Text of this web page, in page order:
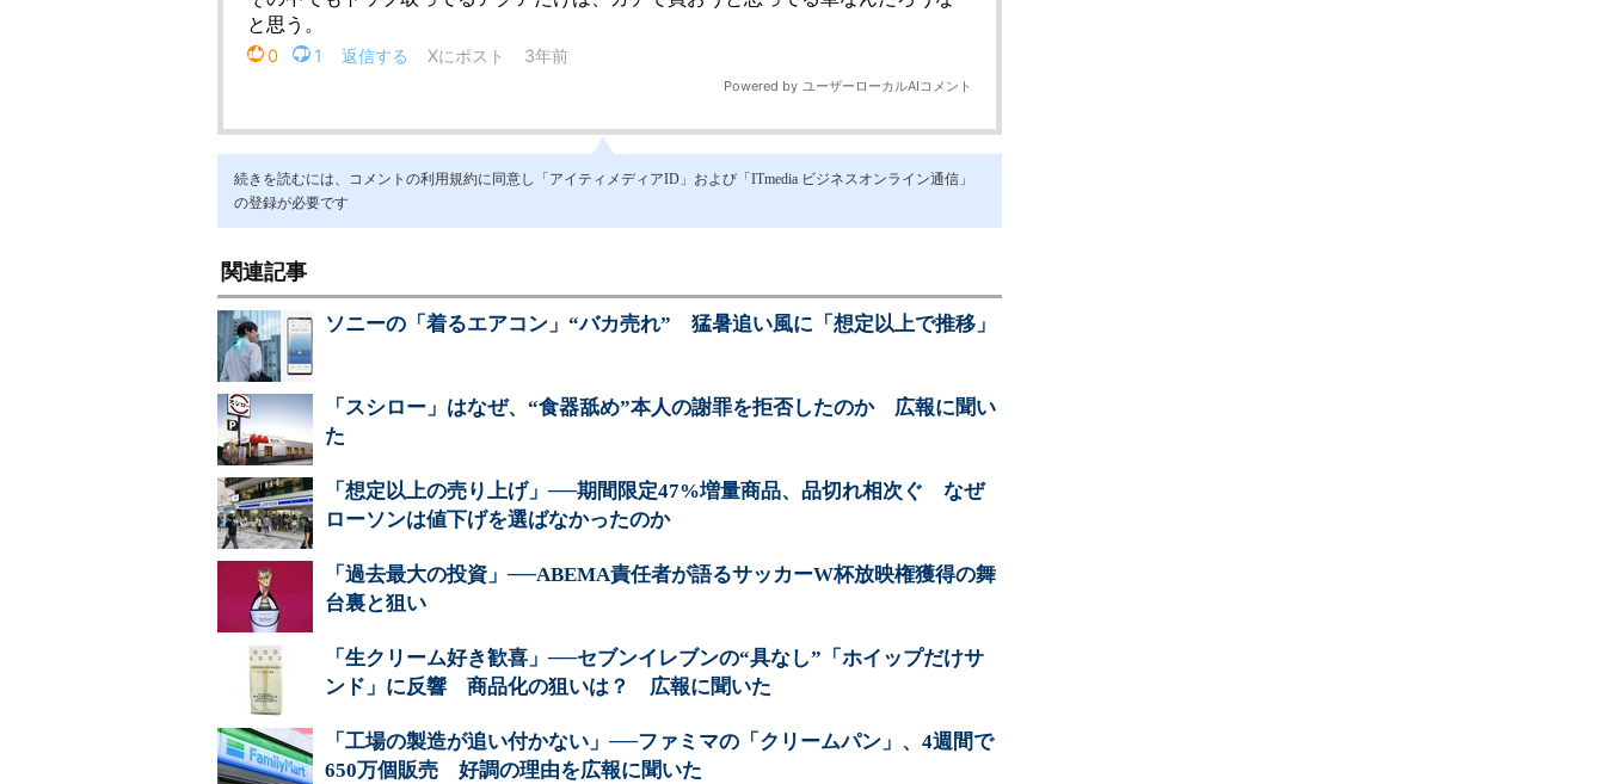
続きを読むには、コメントの利用規約に同意し「アイティメディアID」および「ITmedia ビジネスオンライン通信」
の登録が必要です
関連記事
ソニーの「着るエアコン」“バカ売れ” 猛暑追い風に「想定以上で推移」
「スシロー」はなぜ、“食器舐め”本人の謝罪を拒否したのか 広報に聞い
た
「想定以上の売り上げ」──期間限定47%増量商品、品切れ相次ぐ なぜ
ローソンは値下げを選ばなかったのか
「過去最大の投資」──ABEMA責任者が語るサッカーW杯放映権獲得の舞
台裏と狙い
「生クリーム好き歓喜」──セブンイレブンの“具なし”「ホイップだけサ
ンド」に反響 商品化の狙いは？ 広報に聞いた
「工場の製造が追い付かない」──ファミマの「クリームパン」、4週間で
650万個販売 好調の理由を広報に聞いた